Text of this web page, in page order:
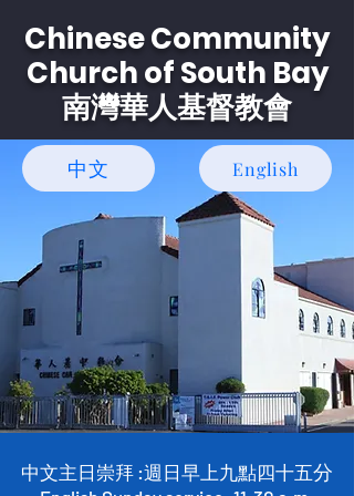
Chinese Community
Church of South Bay
南灣華人基督教會
中文 English
中文主日崇拜 :週日早上九點四十五分